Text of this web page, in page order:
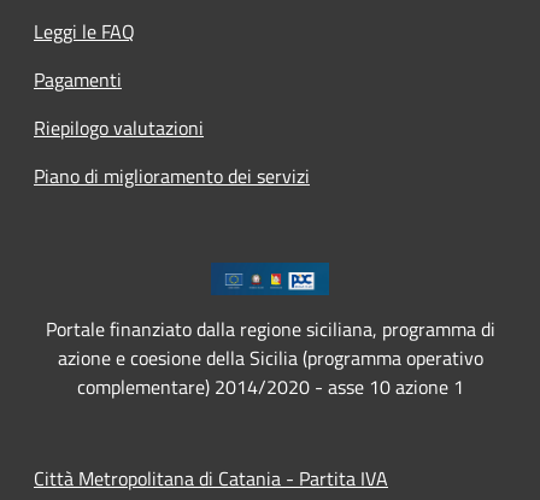
Leggi le FAQ
Pagamenti
Riepilogo valutazioni
Piano di miglioramento dei servizi
Portale finanziato dalla regione siciliana, programma di
azione e coesione della Sicilia (programma operativo
complementare) 2014/2020 - asse 10 azione 1
Città Metropolitana di Catania - Partita IVA